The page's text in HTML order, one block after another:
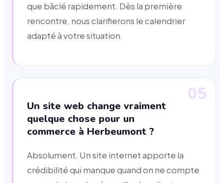
que bâclé rapidement. Dès la première
rencontre, nous clarifierons le calendrier
adapté à votre situation.
05
Un site web change vraiment
quelque chose pour un
commerce à Herbeumont ?
Absolument. Un site internet apporte la
crédibilité qui manque quand on ne compte